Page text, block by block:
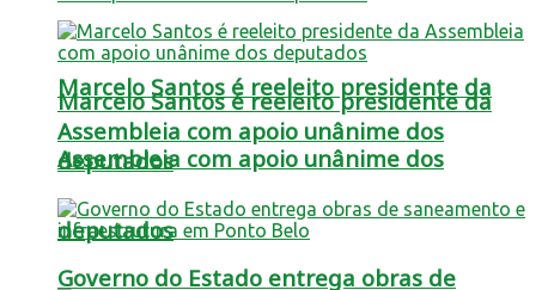
Marcelo Santos é reeleito presidente da
Assembleia com apoio unânime dos
deputados
Marcelo Santos é reeleito presidente da
Assembleia com apoio unânime dos
deputados
Governo do Estado entrega obras de